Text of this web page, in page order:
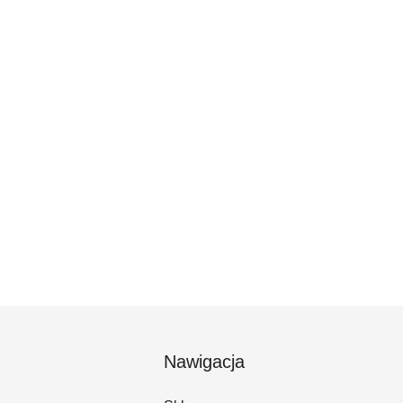
Nawigacja